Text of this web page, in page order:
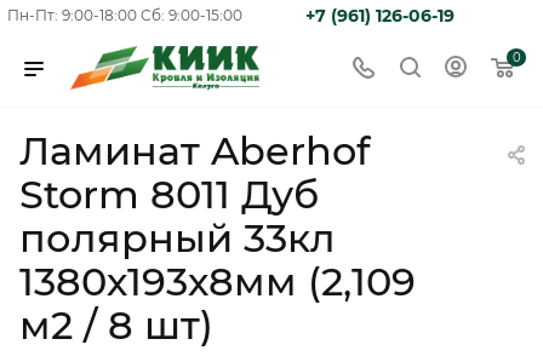
Пн-Пт: 9:00-18:00 Сб: 9:00-15:00 +7 (961) 126-06-19
0
Ламинат Aberhof
Storm 8011 Дуб
полярный 33кл
1380х193х8мм (2,109
м2 / 8 шт)